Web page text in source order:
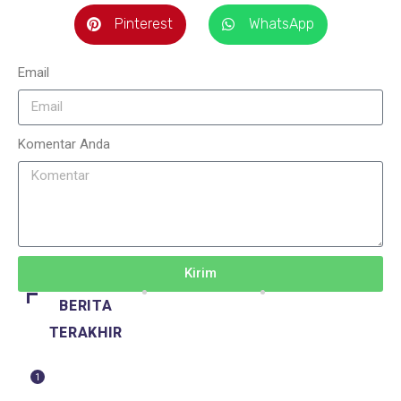
Pinterest WhatsApp
Email
Komentar Anda
Kirim
BERITA
TERAKHIR
1